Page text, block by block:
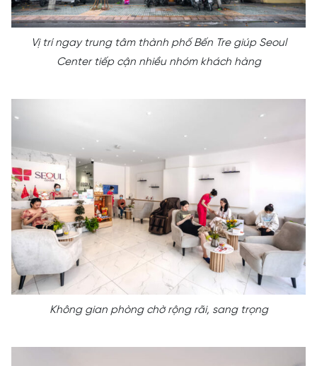
Vị trí ngay trung tâm thành phố Bến Tre giúp Seoul
Center tiếp cận nhiều nhóm khách hàng
Không gian phòng chờ rộng rãi, sang trọng